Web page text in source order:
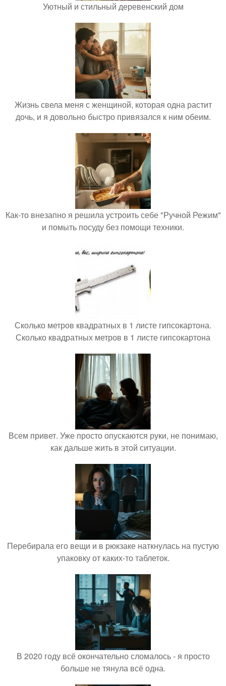
Уютный и стильный деревенский дом
Жизнь свела меня с женщиной, которая одна растит
дочь, и я довольно быстро привязался к ним обеим.
Как-то внезапно я решила устроить себе "Ручной Режим"
и помыть посуду без помощи техники.
Сколько метров квадратных в 1 листе гипсокартона.
Сколько квадратных метров в 1 листе гипсокартона
Всем привет. Уже просто опускаются руки, не понимаю,
как дальше жить в этой ситуации.
Перебирала его вещи и в рюкзаке наткнулась на пустую
упаковку от каких-то таблеток.
В 2020 году всё окончательно сломалось - я просто
больше не тянула всё одна.